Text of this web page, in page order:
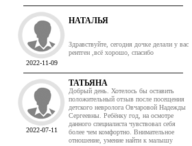
2022-11-09
НАТАЛЬЯ
Здравствуйте, сегодня дочке делали у вас
рентген ,всё хорошо, спасибо
2022-07-11
ТАТЬЯНА
Добрый день. Хотелось бы оставить
положительный отзыв после посещения
детского невролога Овчаровой Надежды
Сергеевны. Ребёнку год, на осмотре
данного специалиста чувствовал себя
более чем комфортно. Внимательное
отношение, умение найти к малышу